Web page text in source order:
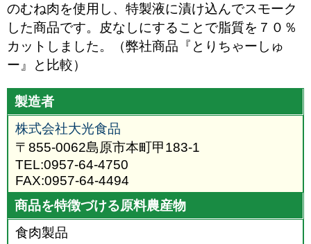
のむね肉を使用し、特製液に漬け込んでスモーク
した商品です。皮なしにすることで脂質を７０％
カットしました。（弊社商品『とりちゃーしゅ
ー』と比較）
製造者
株式会社大光食品
〒855-0062島原市本町甲183-1
TEL:0957-64-4750
FAX:0957-64-4494
商品を特徴づける原料農産物
食肉製品